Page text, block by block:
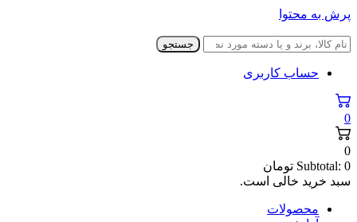
پرش به محتوا
جستجو
حساب کاربری
0
0
Subtotal: 0
تومان
سبد خرید خالی است.
محصولات